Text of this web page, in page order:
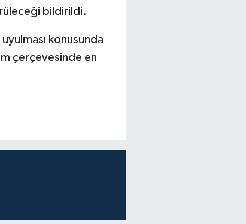
bildirildi.
konusunda
çerçevesinde en